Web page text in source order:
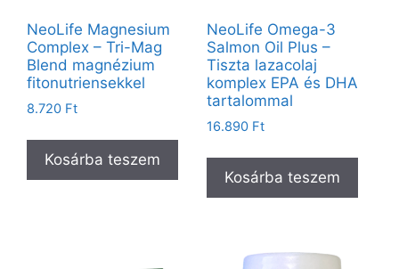
NeoLife Magnesium
Complex – Tri-Mag
Blend magnézium
fitonutriensekkel
8.720 Ft
Kosárba teszem
NeoLife Omega-3
Salmon Oil Plus –
Tiszta lazacolaj
komplex EPA és DHA
tartalommal
16.890 Ft
Kosárba teszem